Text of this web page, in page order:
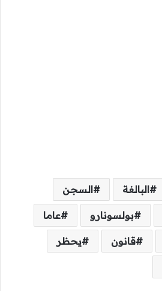
البالغة السجن
بولسونارو عاما
قانون يحظر